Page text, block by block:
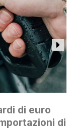
di euro
di